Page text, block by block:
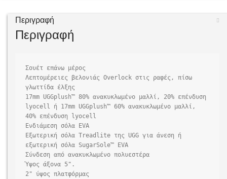
Περιγραφή
Περιγραφή
Σουέτ επάνω μέρος
Λεπτομέρειες βελονιάς Overlock στις ραφές, πίσω
γλωττίδα έλξης
17mm UGGplush™ 80% ανακυκλωμένο μαλλί, 20% επένδυση
lyocell ή 17mm UGGplush™ 60% ανακυκλωμένο μαλλί,
40% επένδυση lyocell
Ενδιάμεση σόλα EVA
Εξωτερική σόλα Treadlite της UGG για άνεση ή
εξωτερική σόλα SugarSole™ EVA
Σύνδεση από ανακυκλωμένο πολυεστέρα
Ύψος άξονα 5".
2" ύψος πλατφόρμας